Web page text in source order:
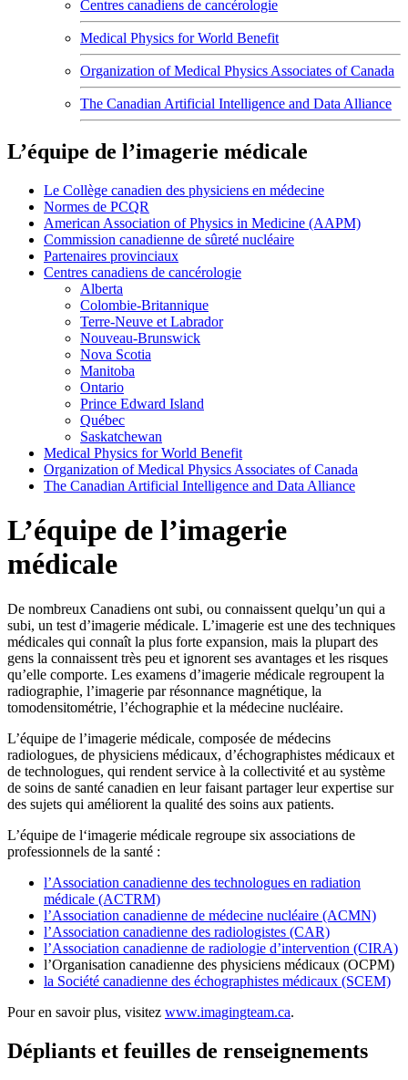
Centres canadiens de cancérologie
Medical Physics for World Benefit
Organization of Medical Physics Associates of Canada
The Canadian Artificial Intelligence and Data Alliance
L’équipe de l’imagerie médicale
Le Collège canadien des physiciens en médecine
Normes de PCQR
American Association of Physics in Medicine (AAPM)
Commission canadienne de sûreté nucléaire
Partenaires provinciaux
Centres canadiens de cancérologie
Alberta
Colombie-Britannique
Terre-Neuve et Labrador
Nouveau-Brunswick
Nova Scotia
Manitoba
Ontario
Prince Edward Island
Québec
Saskatchewan
Medical Physics for World Benefit
Organization of Medical Physics Associates of Canada
The Canadian Artificial Intelligence and Data Alliance
L’équipe de l’imagerie
médicale
De nombreux Canadiens ont subi, ou connaissent quelqu’un qui a
subi, un test d’imagerie médicale. L’imagerie est une des techniques
médicales qui connaît la plus forte expansion, mais la plupart des
gens la connaissent très peu et ignorent ses avantages et les risques
qu’elle comporte. Les examens d’imagerie médicale regroupent la
radiographie, l’imagerie par résonnance magnétique, la
tomodensitométrie, l’échographie et la médecine nucléaire.
L’équipe de l’imagerie médicale, composée de médecins
radiologues, de physiciens médicaux, d’échographistes médicaux et
de technologues, qui rendent service à la collectivité et au système
de soins de santé canadien en leur faisant partager leur expertise sur
des sujets qui améliorent la qualité des soins aux patients.
L’équipe de l‘imagerie médicale regroupe six associations de
professionnels de la santé :
l’Association canadienne des technologues en radiation
médicale (ACTRM)
l’Association canadienne de médecine nucléaire (ACMN)
l’Association canadienne des radiologistes (CAR)
l’Association canadienne de radiologie d’intervention (CIRA)
l’Organisation canadienne des physiciens médicaux (OCPM)
la Société canadienne des échographistes médicaux (SCEM)
Pour en savoir plus, visitez www.imagingteam.ca.
Dépliants et feuilles de renseignements